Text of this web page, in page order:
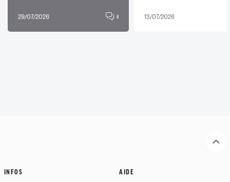
29/07/2026 8 13/07/2026
INFOS AIDE